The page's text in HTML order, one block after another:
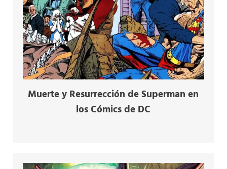
Muerte y Resurrección de Superman en
los Cómics de DC